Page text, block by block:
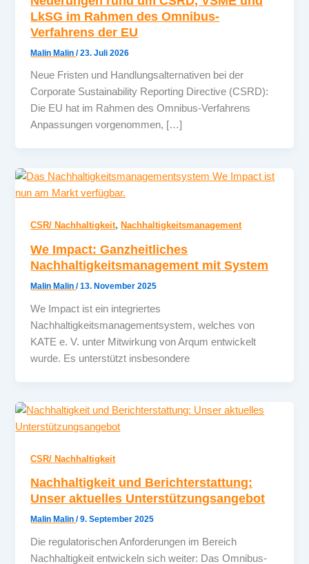
LkSG im Rahmen des Omnibus-
Verfahrens der EU
Malin Malin/23. Juli 2026
Neue Fristen und Handlungsalternativen bei der
Corporate Sustainability Reporting Directive (CSRD):
Die EU hat im Rahmen des Omnibus-Verfahrens
Anpassungen vorgenommen, […]
CSR/ Nachhaltigkeit,Nachhaltigkeitsmanagement
We Impact: Ganzheitliches
Nachhaltigkeitsmanagement mit System
Malin Malin/13. November 2025
We Impact ist ein integriertes
Nachhaltigkeitsmanagementsystem, welches von
KATE e. V. unter Mitwirkung von Arqum entwickelt
wurde. Es unterstützt insbesondere
CSR/ Nachhaltigkeit
Nachhaltigkeit und Berichterstattung:
Unser aktuelles Unterstützungsangebot
Malin Malin/9. September 2025
Die regulatorischen Anforderungen im Bereich
Nachhaltigkeit entwickeln sich weiter: Das Omnibus-